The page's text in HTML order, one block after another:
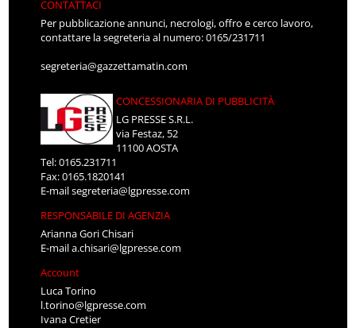
CONTATTACI
Per pubblicazione annunci, necrologi, offro e cerco lavoro,
contattare la segreteria al numero: 0165/231711
segreteria@gazzettamatin.com
CONCESSIONARIA DI PUBBLICITÀ
LG PRESSE S.R.L.
via Festaz, 52
11100 AOSTA
Tel: 0165.231711
Fax: 0165.1820141
E-mailsegreteria@lgpresse.com
RESPONSABILE DI AGENZIA
Arianna Gori Chisari
E-maila.chisari@lgpresse.com
Account
Luca Torino
l.torino@lgpresse.com
Ivana Cretier